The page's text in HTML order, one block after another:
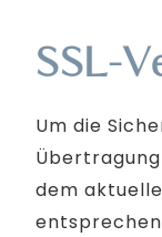
SSL-
Um die
dem